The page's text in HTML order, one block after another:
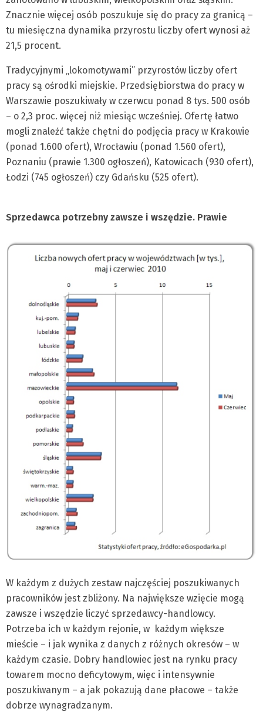
Znacznie więcej osób poszukuje się do pracy za granicą –
tu miesięczna dynamika przyrostu liczby ofert wynosi aż
21,5 procent.
Tradycyjnymi „lokomotywami” przyrostów liczby ofert
pracy są ośrodki miejskie. Przedsiębiorstwa do pracy w
Warszawie poszukiwały w czerwcu ponad 8 tys. 500 osób
– o 2,3 proc. więcej niż miesiąc wcześniej. Ofertę łatwo
mogli znaleźć także chętni do podjęcia pracy w Krakowie
(ponad 1.600 ofert), Wrocławiu (ponad 1.560 ofert),
Poznaniu (prawie 1.300 ogłoszeń), Katowicach (930 ofert),
Łodzi (745 ogłoszeń) czy Gdańsku (525 ofert).
Sprzedawca potrzebny zawsze i wszędzie. Prawie
W każdym z dużych zestaw najczęściej poszukiwanych
pracowników jest zbliżony. Na największe wzięcie mogą
zawsze i wszędzie liczyć sprzedawcy-handlowcy.
Potrzeba ich w każdym rejonie, w każdym większe
mieście – i jak wynika z danych z różnych okresów – w
każdym czasie. Dobry handlowiec jest na rynku pracy
towarem mocno deficytowym, więc i intensywnie
poszukiwanym – a jak pokazują dane płacowe – także
dobrze wynagradzanym.